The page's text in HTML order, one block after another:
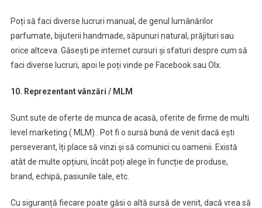
Poți să faci diverse lucruri manual, de genul lumânărilor
parfumate, bijuterii handmade, săpunuri natural, prăjituri sau
orice altceva. Găsești pe internet cursuri și sfaturi despre cum să
faci diverse lucruri, apoi le poți vinde pe Facebook sau Olx.
10. Reprezentant vânzări / MLM
Sunt sute de oferte de munca de acasă, oferite de firme de multi
level marketing ( MLM) . Pot fi o sursă bună de venit dacă ești
perseverant, îți place să vinzi și să comunici cu oamenii. Există
atât de multe opțiuni, încât poți alege în funcție de produse,
brand, echipă, pasiunile tale, etc.
Cu siguranță fiecare poate găsi o altă sursă de venit, dacă vrea să